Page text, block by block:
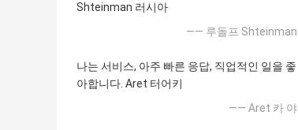
Shteinman 러시아
—— 루돌프 Shteinman
나는 서비스, 아주 빠른 응답, 직업적인 일을 좋
아합니다. Aret 터어키
—— Aret 카 야